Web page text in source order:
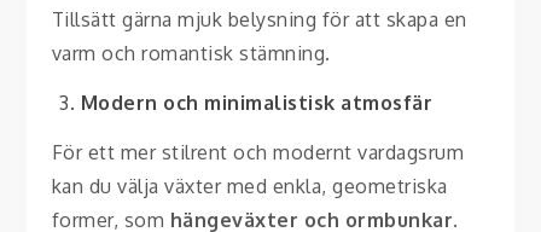
Tillsätt gärna mjuk belysning för att skapa en
varm och romantisk stämning.
Modern och minimalistisk atmosfär
För ett mer stilrent och modernt vardagsrum
kan du välja växter med enkla, geometriska
former, som hängeväxter och ormbunkar.